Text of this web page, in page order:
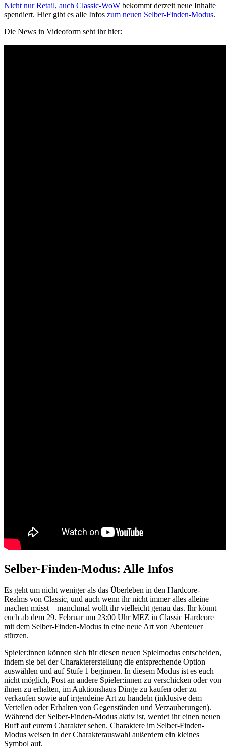
Nicht nur Retail, auch Classic-WoW bekommt derzeit neue Inhalte
spendiert. Hier gibt es alle Infos zum neuen Selber-Finden-Modus.
Die News in Videoform seht ihr hier:
Selber-Finden-Modus: Alle Infos
Es geht um nicht weniger als das Überleben in den Hardcore-
Realms von Classic, und auch wenn ihr nicht immer alles alleine
machen müsst – manchmal wollt ihr vielleicht genau das. Ihr könnt
euch ab dem 29. Februar um 23:00 Uhr MEZ in Classic Hardcore
mit dem Selber-Finden-Modus in eine neue Art von Abenteuer
stürzen.
Spieler:innen können sich für diesen neuen Spielmodus entscheiden,
indem sie bei der Charaktererstellung die entsprechende Option
auswählen und auf Stufe 1 beginnen. In diesem Modus ist es euch
nicht möglich, Post an andere Spieler:innen zu verschicken oder von
ihnen zu erhalten, im Auktionshaus Dinge zu kaufen oder zu
verkaufen sowie auf irgendeine Art zu handeln (inklusive dem
Verteilen oder Erhalten von Gegenständen und Verzauberungen).
Während der Selber-Finden-Modus aktiv ist, werdet ihr einen neuen
Buff auf eurem Charakter sehen. Charaktere im Selber-Finden-
Modus weisen in der Charakterauswahl außerdem ein kleines
Symbol auf.